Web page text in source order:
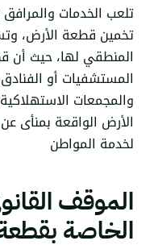
تلعب الخدمات
تخمين قطعة الأرض،
المنطقي لها، حيث أن
المستشفيات أو
والمجمعات
الأرض الواقعة بمنأى
لخدمة المواطن
الموقف
الخاصة